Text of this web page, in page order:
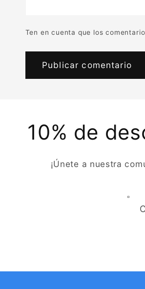
Ten en cuenta que los
10% de
¡Únete a nuestra